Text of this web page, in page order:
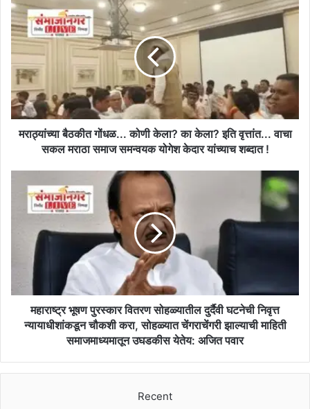
बैठकीत
गोंधळ...
कोणी
का
केला?
इति
वृत्तांत...
वाचा
समन्वयक
मराठ्यांच्या बैठकीत गोंधळ... कोणी केला? का केला? इति वृत्तांत... वाचा
सकल मराठा समाज समन्वयक योगेश केदार यांच्याच शब्दात !
पुरस्कार
सोहळ्यातील
घटनेची
न्यायाधीशांकडून
चौकशी
करा,
झाल्याची
महाराष्ट्र भूषण पुरस्कार वितरण सोहळ्यातील दुर्दैवी घटनेची निवृत्त
न्यायाधीशांकडून चौकशी करा, सोहळ्यात चेंगराचेंगरी झाल्याची माहिती
समाजमाध्यमातून उघडकीस येतेय: अजित पवार
Recent